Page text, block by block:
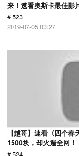
来！速看奥斯卡最佳影
# 523
2019-07-05 03:27
【越哥】速看《四个
1500块，却火遍全网！
# 524